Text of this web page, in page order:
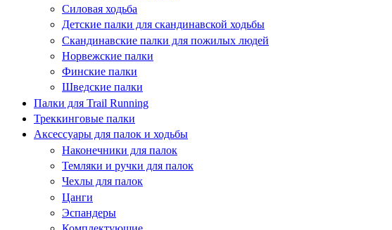
Силовая ходьба
Детские палки для скандинавской ходьбы
Скандинавские палки для пожилых людей
Норвежские палки
Финские палки
Шведские палки
Палки для Trail Running
Треккинговые палки
Аксессуары для палок и ходьбы
Наконечники для палок
Темляки и ручки для палок
Чехлы для палок
Цанги
Эспандеры